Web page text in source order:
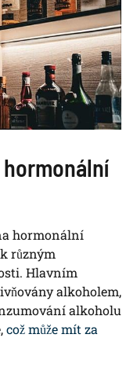
hormonální
různým
Hlavním
alkoholem,
alkoholu
což může mít za